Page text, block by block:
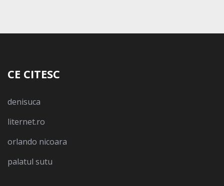
CE CITESC
denisuca
liternet.ro
orlando nicoara
palatul sutu